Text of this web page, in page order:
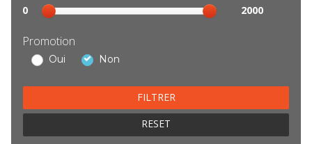
Sélection
prix
0 2000
Promotion
Oui Non
RESET